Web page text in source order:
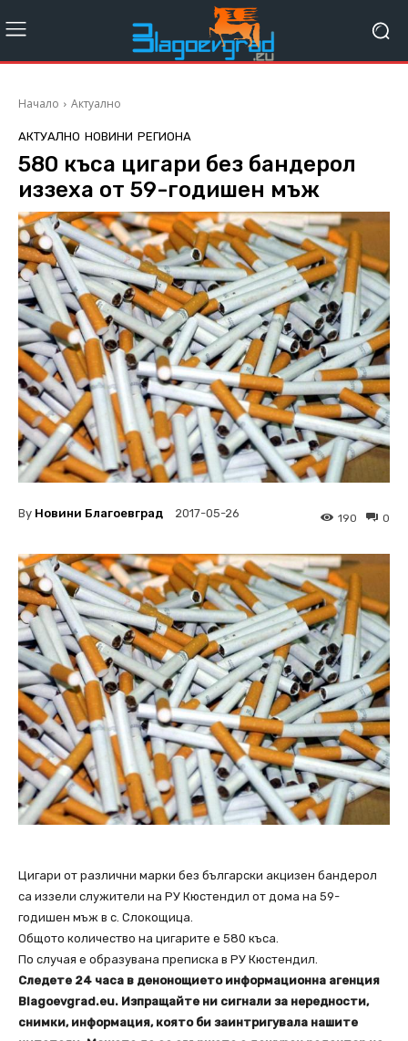
Начало Актуално
АКТУАЛНО НОВИНИ РЕГИОНА
580 къса цигари без бандерол
иззеха от 59-годишен мъж
By Новини Благоевград 2017-05-26 0
190
Цигари от различни марки без български акцизен бандерол
са иззели служители на РУ Кюстендил от дома на 59-
годишен мъж в с. Слокощица.
Общото количество на цигарите е 580 къса.
По случая е образувана преписка в РУ Кюстендил.
Следете 24 часа в денонощието информационна агенция
Blagoevgrad.eu. Изпращайте ни сигнали за нередности,
снимки, информация, която би заинтригувала нашите